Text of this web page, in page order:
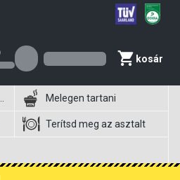
kosár
Melegen tartani
Terítsd meg az asztalt